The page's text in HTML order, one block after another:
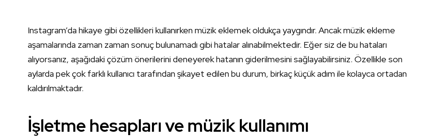
Instagram’da hikaye gibi özellikleri kullanırken müzik eklemek oldukça yaygındır. Ancak müzik ekleme
aşamalarında zaman zaman sonuç bulunamadı gibi hatalar alınabilmektedir. Eğer siz de bu hataları
alıyorsanız, aşağıdaki çözüm önerilerini deneyerek hatanın giderilmesini sağlayabilirsiniz. Özellikle son
aylarda pek çok farklı kullanıcı tarafından şikayet edilen bu durum, birkaç küçük adım ile kolayca ortadan
kaldırılmaktadır.
İşletme hesapları ve müzik kullanımı